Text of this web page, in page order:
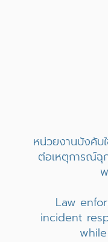
หน่วยงานบังคับ
ต่อเหตุการณ์ฉุ
Law
incident